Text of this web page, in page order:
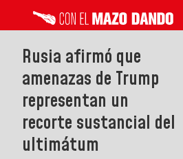
Rusia afirmó que
amenazas de Trump
representan un
recorte sustancial del
ultimátum